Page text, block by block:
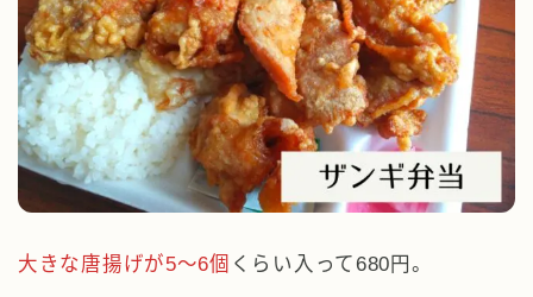
大きな唐揚げが5～6個 くらい入って680円。